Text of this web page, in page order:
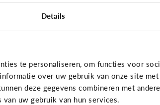
Details
te personaliseren, om functies voor
over uw gebruik van onze site
deze gegevens combineren met
uw gebruik van hun services.
media
je eigen GIF!
Fun